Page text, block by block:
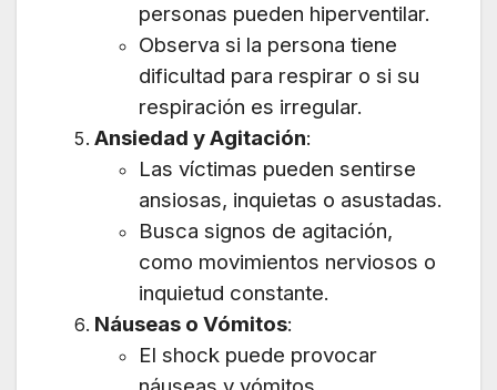
personas pueden hiperventilar.
Observa si la persona tiene
dificultad para respirar o si su
respiración es irregular.
Ansiedad y Agitación:
Las víctimas pueden sentirse
ansiosas, inquietas o asustadas.
Busca signos de agitación,
como movimientos nerviosos o
inquietud constante.
Náuseas o Vómitos:
El shock puede provocar